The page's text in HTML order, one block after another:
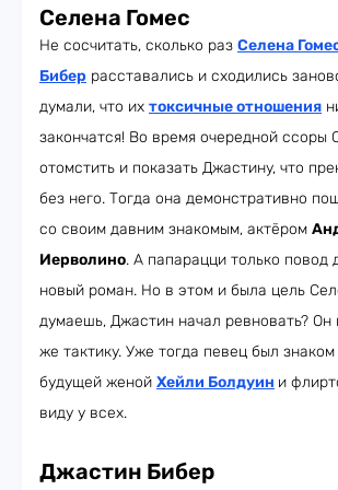
Селена Гомес
Не сосчитать, сколько раз Селена
Бибер расставались и сходились
думали, что их токсичные отношения
закончатся! Во время очередной ссоры
отомстить и показать Джастину, что
без него. Тогда она демонстративно
со своим давним знакомым, актёром
Иерволино. А папарацци только повод
новый роман. Но в этом и была цель
думаешь, Джастин начал ревновать? Он
же тактику. Уже тогда певец был
будущей женой Хейли Болдуин и
виду у всех.
Джастин Бибер